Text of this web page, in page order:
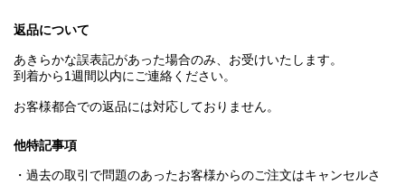
返品について
あきらかな誤表記があった場合のみ、お受けいたします。
到着から1週間以内にご連絡ください。
お客様都合での返品には対応しておりません。
他特記事項
・過去の取引で問題のあったお客様からのご注文はキャンセルさ